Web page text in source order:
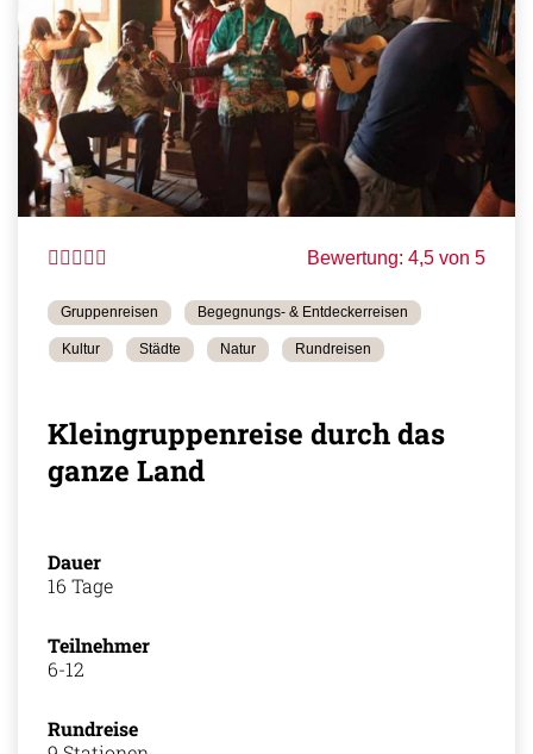
Bewertung: 4,5 von 5
Gruppenreisen Begegnungs- & Entdeckerreisen
Kultur Städte Natur Rundreisen
Kleingruppenreise durch das
ganze Land
Dauer
16 Tage
Teilnehmer
6-12
Rundreise